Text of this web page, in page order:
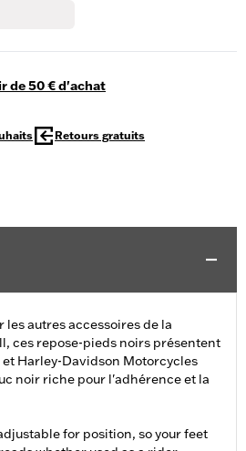
de 50 € d'achat
Retours gratuits
autres accessoires de la
ces repose-pieds noirs présentent
Harley-Davidson Motorcycles
noir riche pour l'adhérence et la
for position, so your feet